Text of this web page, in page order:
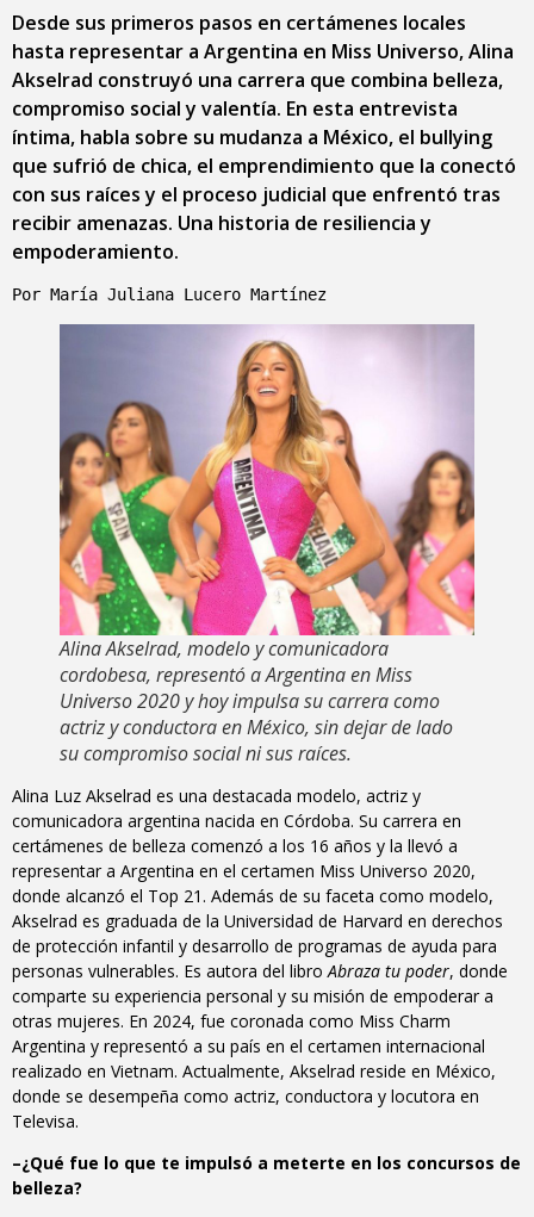
Por María Juliana Lucero Martínez
Alina Akselrad, modelo y comunicadora
cordobesa, representó a Argentina en Miss
Universo 2020 y hoy impulsa su carrera como
actriz y conductora en México, sin dejar de lado
su compromiso social ni sus raíces.
Alina Luz Akselrad es una destacada modelo, actriz y
comunicadora argentina nacida en Córdoba. Su carrera en
certámenes de belleza comenzó a los 16 años y la llevó a
representar a Argentina en el certamen Miss Universo 2020,
donde alcanzó el Top 21. Además de su faceta como modelo,
Akselrad es graduada de la Universidad de Harvard en derechos
de protección infantil y desarrollo de programas de ayuda para
personas vulnerables. Es autora del libroAbraza tu poder, donde
comparte su experiencia personal y su misión de empoderar a
otras mujeres. En 2024, fue coronada como Miss Charm
Argentina y representó a su país en el certamen internacional
realizado en Vietnam. Actualmente, Akselrad reside en México,
donde se desempeña como actriz, conductora y locutora en
Televisa.
–¿Qué fue lo que te impulsó a meterte en los concursos de
belleza?
Desde sus primeros pasos en certámenes locales
hasta representar a Argentina en Miss Universo, Alina
Akselrad construyó una carrera que combina belleza,
compromiso social y valentía. En esta entrevista
íntima, habla sobre su mudanza a México, el bullying
que sufrió de chica, el emprendimiento que la conectó
con sus raíces y el proceso judicial que enfrentó tras
recibir amenazas. Una historia de resiliencia y
empoderamiento.